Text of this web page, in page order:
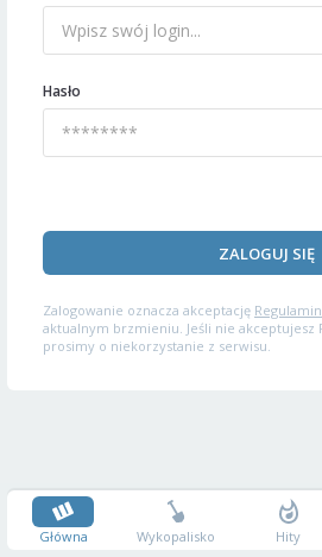
Hasło
ZALOGUJ SIĘ
Zalogowanie oznacza akceptację
aktualnym brzmieniu. Jeśli nie akceptujesz
prosimy o niekorzystanie z serwisu.
Główna Wykopalisko Hity